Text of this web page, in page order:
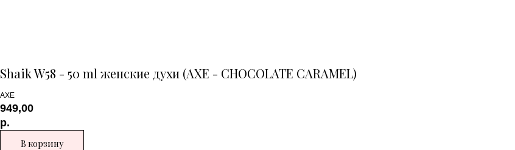
Shaik W58 - 50 ml женские духи (AXE - CHOCOLATE CARAMEL)
AXE
949,00
р.
В корзину